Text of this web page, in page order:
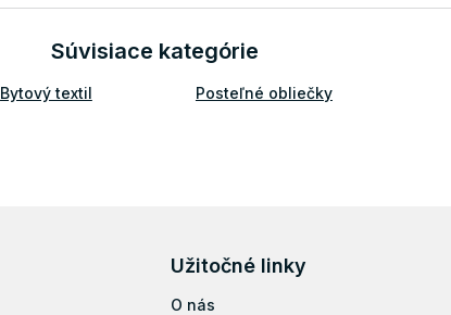
Súvisiace kategórie
Bytový textil Posteľné obliečky
Užitočné linky
O nás